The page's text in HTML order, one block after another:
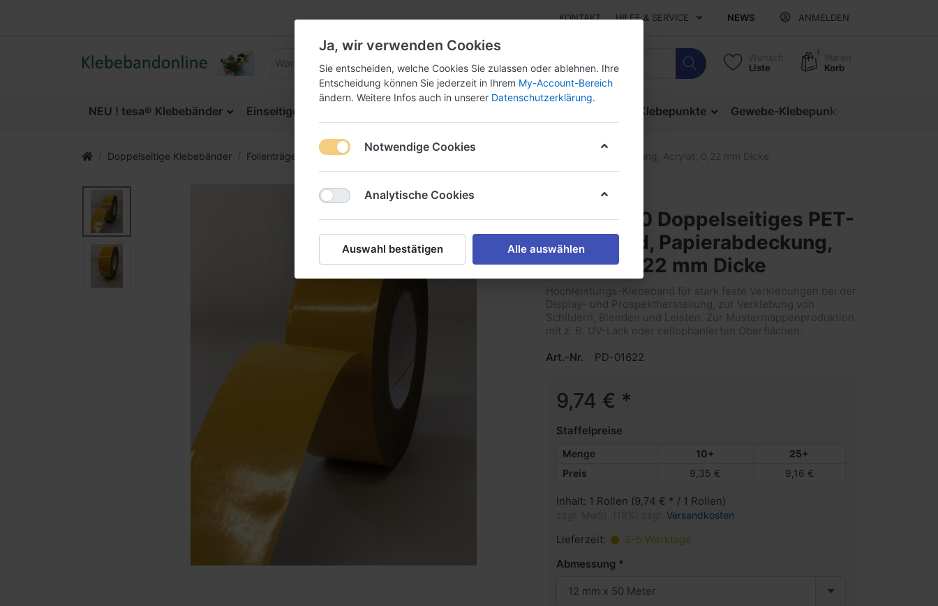
KONTAKT HILFE & SERVICE NEWS ANMELDEN
Wunsch
Liste
1
Waren
Korb
NEU ! tesa® Klebebänder Einseitige Klebebänder Doppelseitige Klebepunkte Gewebe-Klebepunkte
Doppelseitige Klebebänder Folienträger (stark/stark) RT 334770 Doppelseitiges PET-Klebeband, Papierabdeckung, Acrylat, 0,22 mm Dicke
RT 334770 Doppelseitiges PET-
Klebeband, Papierabdeckung,
Acrylat, 0,22 mm Dicke
Hochleistungs-Klebeband für stark feste Verklebungen bei der
Display- und Prospektherstellung, zur Verklebung von
Schildern, Blenden und Leisten. Zur Mustermappenproduktion
mit z. B. UV-Lack oder cellophanierten Oberflächen.
Art.-Nr.
PD-01622
9,74 € *
Staffelpreise
Menge 10+
25+
Preis
9,35 € 9,16 €
Inhalt: 1 Rollen (9,74 € * / 1 Rollen)
Versandkosten
Lieferzeit:
2-5 Werktage
Abmessung
12 mm x 50 Meter
Ja, wir verwenden Cookies
Sie entscheiden, welche Cookies Sie zulassen oder ablehnen. Ihre
Entscheidung können Sie jederzeit in Ihrem My-Account-Bereich
ändern. Weitere Infos auch in unserer Datenschutzerklärung.
Notwendige Cookies
Analytische Cookies
Auswahl bestätigen Alle auswählen